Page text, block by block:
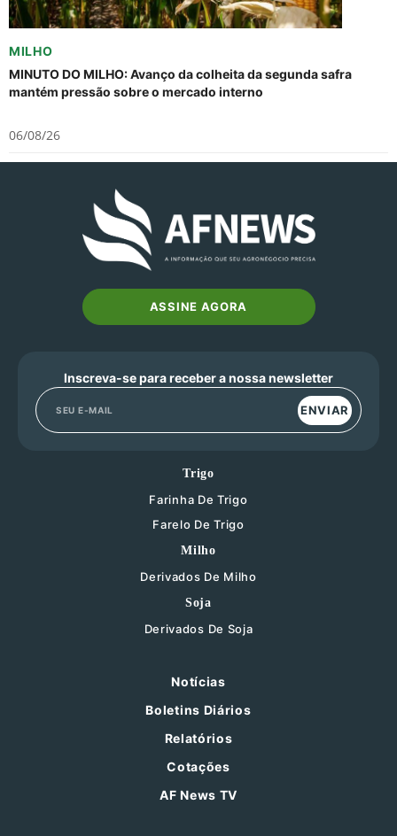
MILHO
MINUTO DO MILHO: Avanço da colheita da segunda safra
mantém pressão sobre o mercado interno
06/08/26
ASSINE AGORA
Inscreva-se para receber a nossa newsletter
ENVIAR
Trigo
Farinha De Trigo
Farelo De Trigo
Milho
Derivados De Milho
Soja
Derivados De Soja
Notícias
Boletins Diários
Relatórios
Cotações
AF News TV